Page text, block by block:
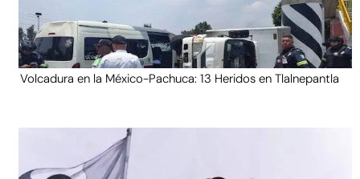
Volcadura en la México-Pachuca: 13 Heridos en Tlalnepantla